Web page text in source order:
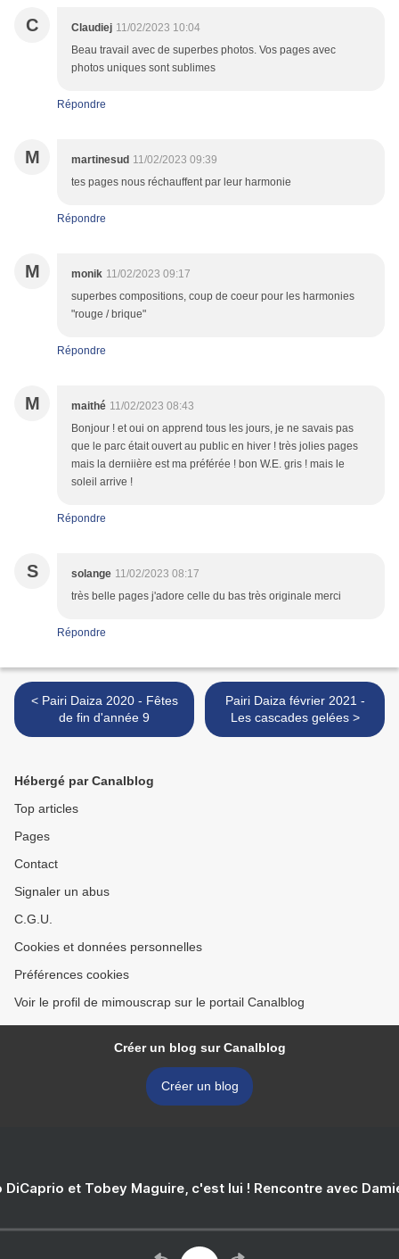
C Claudiej 11/02/2023 10:04
Beau travail avec de superbes photos. Vos pages avec
photos uniques sont sublimes
Répondre
M martinesud 11/02/2023 09:39
tes pages nous réchauffent par leur harmonie
Répondre
M monik 11/02/2023 09:17
superbes compositions, coup de coeur pour les harmonies
"rouge / brique"
Répondre
M maithé 11/02/2023 08:43
Bonjour ! et oui on apprend tous les jours, je ne savais pas
que le parc était ouvert au public en hiver ! très jolies pages
mais la derniière est ma préférée ! bon W.E. gris ! mais le
soleil arrive !
Répondre
S solange 11/02/2023 08:17
très belle pages j'adore celle du bas très originale merci
Répondre
< Pairi Daiza 2020 - Fêtes
de fin d'année 9
Pairi Daiza février 2021 -
Les cascades gelées >
Hébergé par Canalblog
Top articles
Pages
Contact
Signaler un abus
C.G.U.
Cookies et données personnelles
Préférences cookies
Voir le profil de mimouscrap sur le portail Canalblog
Créer un blog sur Canalblog
Créer un blog
DiCaprio et Tobey Maguire, c'est lui ! Rencontre avec